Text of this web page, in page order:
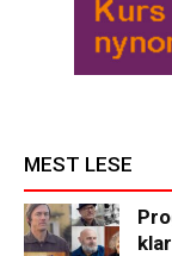
MEST LESE